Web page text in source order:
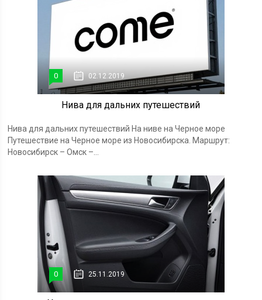
0 02.12.2019
Нива для дальних путешествий
Нива для дальних путешествий На ниве на Черное море
Путешествие на Черное море из Новосибирска. Маршрут:
Новосибирск – Омск –...
0 25.11.2019